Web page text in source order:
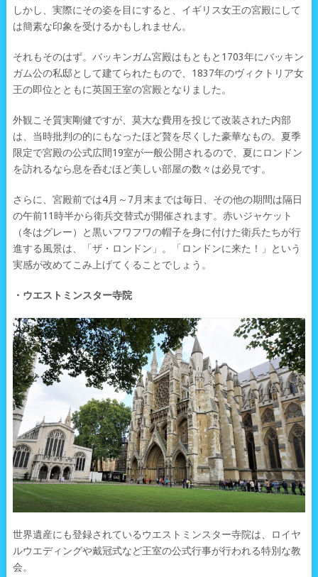
しかし、実際にその姿を目にすると、イギリス女王の宮殿にして
は簡素な印象を受けるかもしれません。
それもそのはず。バッキンガム宮殿はもともと1703年にバッキン
ガム公の私邸として建てられたもので、1837年のヴィクトリア女
王の即位とともに英国王室の宮殿となりました。
外観こそ質実剛健ですが、莫大な費用を投じて改装された内部
は、当時批判の的にもなったほど贅を尽くした豪華なもの。夏季
限定で宮殿の公式広間19室が一般公開されるので、夏にロンドン
を訪れるなら息を呑むほど美しい部屋の数々は必見です。
さらに、宮殿前では4月～7月末までは毎日、その他の期間は隔日
の午前11時半から衛兵交替式が開催されます。赤いジャケット
（冬はグレー）と黒いフワフワの帽子を身に付けた衛兵たちが行
進する風景は、「ザ・ロンドン」。「ロンドンに来た！」という
実感が改めてこみ上げてくることでしょう。
・ウエストミンスター寺院
世界遺産にも登録されているウエストミンスター寺院は、ロイヤ
ルウエディングや戴冠式など王室の公式行事が行われる特別な教
会。